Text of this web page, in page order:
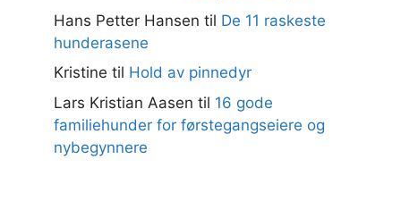
Hans Petter Hansen til De 11 raskeste
hunderasene
Kristine til Hold av pinnedyr
Lars Kristian Aasen til 16 gode
familiehunder for førstegangseiere og
nybegynnere